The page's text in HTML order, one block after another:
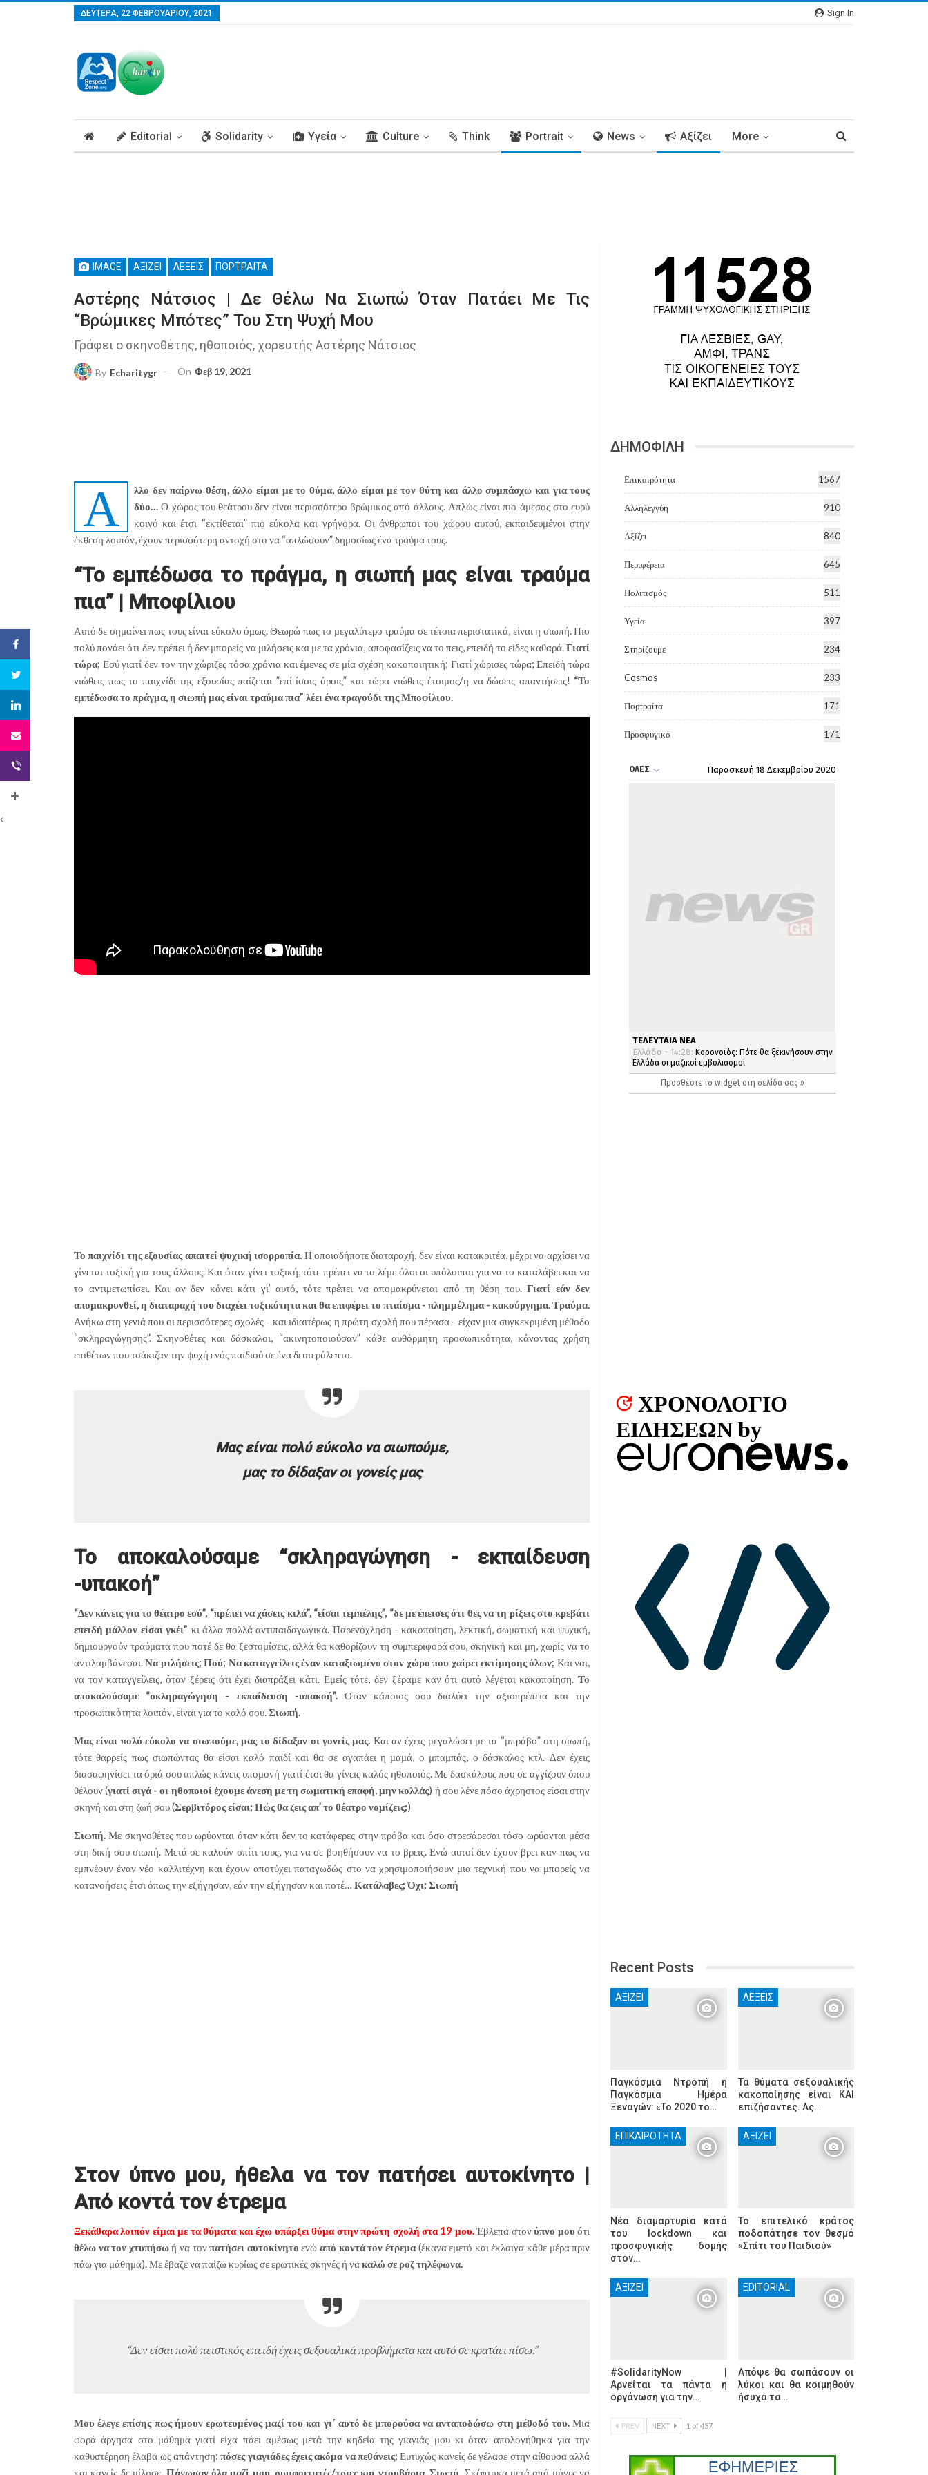
ΔΕΥΤΈΡΑ, 22 ΦΕΒΡΟΥΑΡΊΟΥ, 2021 Sign In
Editorial Solidarity Υγεία Culture Think Portrait News Αξίζει More
IMAGE ΑΞΊΖΕΙ ΛΈΞΕΙΣ ΠΟΡΤΡΑΊΤΑ
Αστέρης Νάτσιος | Δε Θέλω Να Σιωπώ Όταν Πατάει Με Τις
“βρώμικες Μπότες” Του Στη Ψυχή Μου
Γράφει ο σκηνοθέτης, ηθοποιός, χορευτής Αστέρης Νάτσιος
By Echaritygr On Φεβ 19, 2021
Ά
λλο δεν παίρνω θέση, άλλο είμαι με το θύμα, άλλο είμαι με τον θύτη και άλλο συμπάσχω και για τους
δύο… Ο χώρος του θεάτρου δεν είναι περισσότερο βρώμικος από άλλους. Απλώς είναι πιο άμεσος στο ευρύ
κοινό και έτσι “εκτίθεται” πιο εύκολα και γρήγορα. Οι άνθρωποι του χώρου αυτού, εκπαιδευμένοι στην
έκθεση λοιπόν, έχουν περισσότερη αντοχή στο να “απλώσουν” δημοσίως ένα τραύμα τους.
“Το εμπέδωσα το πράγμα, η σιωπή μας είναι τραύμα
πια” | Μποφίλιου
Αυτό δε σημαίνει πως τους είναι εύκολο όμως. Θεωρώ πως το μεγαλύτερο τραύμα σε τέτοια περιστατικά, είναι η σιωπή. Πιο
πολύ πονάει ότι δεν πρέπει ή δεν μπορείς να μιλήσεις και με τα χρόνια, αποφασίζεις να το πεις, επειδή το είδες καθαρά.Γιατί
τώρα; Εσύ γιατί δεν τον την χώριζες τόσα χρόνια και έμενες σε μία σχέση κακοποιητική; Γιατί χώρισες τώρα; Επειδή τώρα
νιώθεις πως το παιχνίδι της εξουσίας παίζεται ”επί ίσοις όροις” και τώρα νιώθεις έτοιμος/η να δώσεις απαντήσεις! “Το
εμπέδωσα το πράγμα, η σιωπή μας είναι τραύμα πια” λέει ένα τραγούδι της Μποφίλιου.
Το παιχνίδι της εξουσίας απαιτεί ψυχική ισορροπία. Η οποιαδήποτε διαταραχή, δεν είναι κατακριτέα, μέχρι να αρχίσει να
γίνεται τοξική για τους άλλους. Και όταν γίνει τοξική, τότε πρέπει να το λέμε όλοι οι υπόλοιποι για να το καταλάβει και να
το αντιμετωπίσει. Και αν δεν κάνει κάτι γι’ αυτό, τότε πρέπει να απομακρύνεται από τη θέση του.Γιατί εάν δεν
απομακρυνθεί, η διαταραχή του διαχέει τοξικότητα και θα επιφέρει το πταίσμα - πλημμέλημα - κακούργημα. Τραύμα.
Ανήκω στη γενιά που οι περισσότερες σχολές - και ιδιαιτέρως η πρώτη σχολή που πέρασα - είχαν μια συγκεκριμένη μέθοδο
“σκληραγώγησης”. Σκηνοθέτες και δάσκαλοι, “ακινητοποιούσαν” κάθε αυθόρμητη προσωπικότητα, κάνοντας χρήση
επιθέτων που τσάκιζαν την ψυχή ενός παιδιού σε ένα δευτερόλεπτο.
Μας είναι πολύ εύκολο να σιωπούμε,
μας το δίδαξαν οι γονείς μας
Το αποκαλούσαμε “σκληραγώγηση - εκπαίδευση
-υπακοή”
“Δεν κάνεις για το θέατρο εσύ”, “πρέπει να χάσεις κιλά”, “είσαι τεμπέλης”, “δε με έπεισες ότι θες να τη ρίξεις στο κρεβάτι
επειδή μάλλον είσαι γκέι” κι άλλα πολλά αντιπαιδαγωγικά. Παρενόχληση - κακοποίηση, λεκτική, σωματική και ψυχική,
δημιουργούν τραύματα που ποτέ δε θα ξεστομίσεις, αλλά θα καθορίζουν τη συμπεριφορά σου, σκηνική και μη, χωρίς να το
αντιλαμβάνεσαι.Να μιλήσεις; Πού; Να καταγγείλεις έναν καταξιωμένο στον χώρο που χαίρει εκτίμησης όλων; Και ναι,
να τον καταγγείλεις, όταν ξέρεις ότι έχει διαπράξει κάτι. Εμείς τότε, δεν ξέραμε καν ότι αυτό λέγεται κακοποίηση.Το
αποκαλούσαμε “σκληραγώγηση - εκπαίδευση -υπακοή”.Όταν κάποιος σου διαλύει την αξιοπρέπεια και την
προσωπικότητα λοιπόν, είναι για το καλό σου.Σιωπή.
Μας είναι πολύ εύκολο να σιωπούμε, μας το δίδαξαν οι γονείς μας. Και αν έχεις μεγαλώσει με τα “μπράβο” στη σιωπή,
τότε θαρρείς πως σιωπώντας θα είσαι καλό παιδί και θα σε αγαπάει η μαμά, ο μπαμπάς, ο δάσκαλος κτλ. Δεν έχεις
διασαφηνίσει τα όριά σου απλώς κάνεις υπομονή γιατί έτσι θα γίνεις καλός ηθοποιός. Με δασκάλους που σε αγγίζουν όπου
θέλουν (γιατί σιγά - οι ηθοποιοί έχουμε άνεση με τη σωματική επαφή, μην κολλάς) ή σου λένε πόσο άχρηστος είσαι στην
σκηνή και στη ζωή σου (Σερβιτόρος είσαι; Πώς θα ζεις απ’ το θέατρο νομίζεις;)
Σιωπή.Με σκηνοθέτες που ωρύονται όταν κάτι δεν το κατάφερες στην πρόβα και όσο στρεσάρεσαι τόσο ωρύονται μέσα
στη δική σου σιωπή. Μετά σε καλούν σπίτι τους, για να σε βοηθήσουν να το βρεις. Ενώ αυτοί δεν έχουν βρει καν πως να
εμπνέουν έναν νέο καλλιτέχνη και έχουν αποτύχει παταγωδώς στο να χρησιμοποιήσουν μια τεχνική που να μπορείς να
κατανοήσεις έτσι όπως την εξήγησαν, εάν την εξήγησαν και ποτέ… Κατάλαβες; Όχι; Σιωπή
Στον ύπνο μου, ήθελα να τον πατήσει αυτοκίνητο |
Από κοντά τον έτρεμα
Ξεκάθαρα λοιπόν είμαι με τα θύματα και έχω υπάρξει θύμα στην πρώτη σχολή στα 19 μου.Έβλεπα στονύπνο μουότι
θέλω να τον χτυπήσωή να τονπατήσει αυτοκίνητο ενώαπό κοντά τον έτρεμα(έκανα εμετό και έκλαιγα κάθε μέρα πριν
πάω για μάθημα). Με έβαζε να παίζω κυρίως σε ερωτικές σκηνές ή νακαλώ σε ροζ τηλέφωνα.
“Δεν είσαι πολύ πειστικός επειδή έχεις σεξουαλικά προβλήματα και αυτό σε κρατάει πίσω.”
Μου έλεγε επίσης πως ήμουν ερωτευμένος μαζί του και γι΄ αυτό δε μπορούσα να ανταποδώσω στη μέθοδό του. Μια
φορά άργησα στο μάθημα γιατί είχα πάει αμέσως μετά την κηδεία της γιαγιάς μου κι όταν απολογήθηκα για την
καθυστέρηση έλαβα ως απάντηση:πόσες γιαγιάδες έχεις ακόμα να πεθάνεις; Ευτυχώς κανείς δε γέλασε στην αίθουσα αλλά
και κανείς δε μίλησε. Πάγωσαν όλα μαζί μου, συμφοιτητές/τριες και ντουβάρια. Σιωπή. Σκέφτηκα μετά από μήνες να
ΔΗΜΟΦΙΛΗ
Επικαιρότητα 1567
Αλληλεγγύη 910
Αξίζει 840
Περιφέρεια 645
Πολιτισμός 511
Υγεία 397
Στηρίζουμε 234
Cosmos 233
Πορτραίτα 171
Προσφυγικό 171
Recent Posts
ΑΞΊΖΕΙ
Παγκόσμια Ντροπή η
Παγκόσμια Ημέρα
Ξεναγών: «Το 2020 το…
ΛΈΞΕΙΣ
Τα θύματα σεξουαλικής
κακοποίησης είναι KAI
επιζήσαντες. Ας…
ΕΠΙΚΑΙΡΌΤΗΤΑ
Νέα διαμαρτυρία κατά
του lockdown και
προσφυγικής δομής
στον…
ΑΞΊΖΕΙ
Το επιτελικό κράτος
ποδοπάτησε τον θεσμό
«Σπίτι του Παιδιού»
ΑΞΊΖΕΙ
#SolidarityNow |
Αρνείται τα πάντα η
οργάνωση για την…
EDITORIAL
Απόψε θα σωπάσουν οι
λύκοι και θα κοιμηθούν
ήσυχα τα…
PREV NEXT 1 of 437